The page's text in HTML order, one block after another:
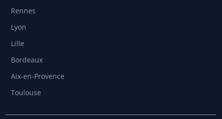
Rennes
Lyon
Lille
Bordeaux
Aix-en-Provence
Toulouse